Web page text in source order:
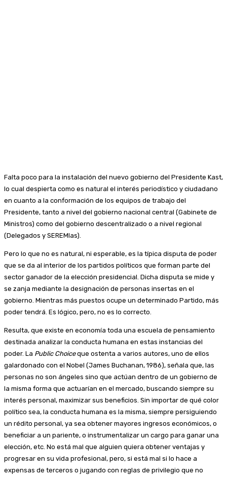
Falta poco para la instalación del nuevo gobierno del Presidente Kast,
lo cual despierta como es natural el interés periodístico y ciudadano
en cuanto a la conformación de los equipos de trabajo del
Presidente, tanto a nivel del gobierno nacional central (Gabinete de
Ministros) como del gobierno descentralizado o a nivel regional
(Delegados y SEREMIas).
Pero lo que no es natural, ni esperable, es la típica disputa de poder
que se da al interior de los partidos políticos que forman parte del
sector ganador de la elección presidencial. Dicha disputa se mide y
se zanja mediante la designación de personas insertas en el
gobierno. Mientras más puestos ocupe un determinado Partido, más
poder tendrá. Es lógico, pero, no es lo correcto.
Resulta, que existe en economía toda una escuela de pensamiento
destinada analizar la conducta humana en estas instancias del
poder. La Public Choiceque ostenta a varios autores, uno de ellos
galardonado con el Nobel (James Buchanan, 1986), señala que, las
personas no son ángeles sino que actúan dentro de un gobierno de
la misma forma que actuarían en el mercado, buscando siempre su
interés personal, maximizar sus beneficios. Sin importar de qué color
político sea, la conducta humana es la misma, siempre persiguiendo
un rédito personal, ya sea obtener mayores ingresos económicos, o
beneficiar a un pariente, o instrumentalizar un cargo para ganar una
elección, etc. No está mal que alguien quiera obtener ventajas y
progresar en su vida profesional, pero, si está mal si lo hace a
expensas de terceros o jugando con reglas de privilegio que no